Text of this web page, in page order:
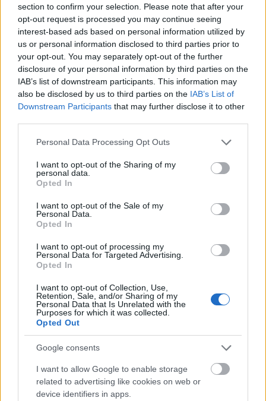
section to confirm your selection. Please note that after your
opt-out request is processed you may continue seeing
interest-based ads based on personal information utilized by
us or personal information disclosed to third parties prior to
your opt-out. You may separately opt-out of the further
disclosure of your personal information by third parties on the
IAB’s list of downstream participants. This information may
also be disclosed by us to third parties on the IAB’s List of
Downstream Participants that may further disclose it to other
Please note that this website/app uses one or more Google
not limited to your visit or usage behaviour. You may click to
grant or deny consent to Google and its third-party tags to
use your data for below specified purposes in below Google
consent section.
Personal Data Processing Opt Outs
I want to opt-out of the Sharing of my
personal data.
Opted In
I want to opt-out of the Sale of my
Personal Data.
Opted In
I want to opt-out of processing my
Personal Data for Targeted Advertising.
Opted In
I want to opt-out of Collection, Use,
Retention, Sale, and/or Sharing of my
Personal Data that Is Unrelated with the
Purposes for which it was collected.
Opted Out
Google consents
I want to allow Google to enable storage
related to advertising like cookies on web or
device identifiers in apps.
15 Ιουνίου έως και 15 Σεπτεμβρίου 2018. Φέτος, η
AirHelp αναμένει ότι ο αριθμός αυτός θα αυξηθεί
λόγω του πολύ μεγάλου αριθμού τουριστών.
Καθώς οι επιβάτες αντιμετωπίζουν προβλήματα
λόγω των συχνών μετακινήσεων αλλά και του
συνωστισμού που παρατηρείται στα αεροδρόμια,
είναι επιτακτική ανάγκη να γνωρίζουν τα δικαιώματά